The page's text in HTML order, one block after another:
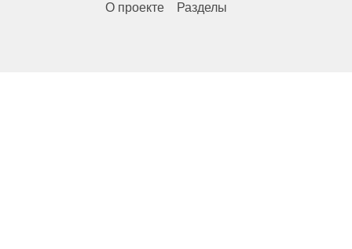
О проекте Разделы